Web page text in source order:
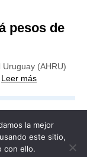
pesos de
(AHRU)
Leer más
la mejor
este sitio,
con ello.